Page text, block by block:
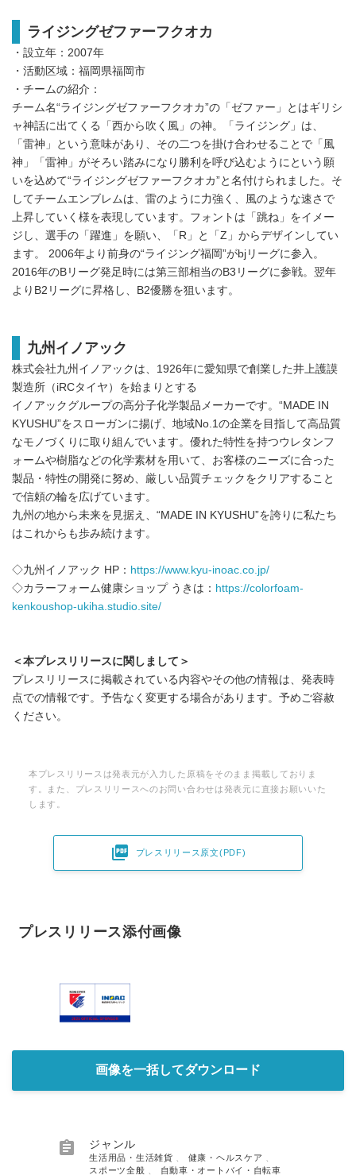
ライジングゼファーフクオカ
・設立年：2007年
・活動区域：福岡県福岡市
・チームの紹介：
チーム名“ライジングゼファーフクオカ”の「ゼファー」とはギリシ
ャ神話に出てくる「西から吹く風」の神。「ライジング」は、
「雷神」という意味があり、その二つを掛け合わせることで「風
神」「雷神」がそろい踏みになり勝利を呼び込むようにという願
いを込めて“ライジングゼファーフクオカ”と名付けられました。そ
してチームエンブレムは、雷のように力強く、風のような速さで
上昇していく様を表現しています。フォントは「跳ね」をイメー
ジし、選手の「躍進」を願い、「R」と「Z」からデザインしてい
ます。 2006年より前身の“ライジング福岡”がbjリーグに参入。
2016年のBリーグ発足時には第三部相当のB3リーグに参戦。翌年
よりB2リーグに昇格し、B2優勝を狙います。
九州イノアック
株式会社九州イノアックは、1926年に愛知県で創業した井上護謨
製造所（iRCタイヤ）を始まりとする
イノアックグループの高分子化学製品メーカーです。“MADE IN
KYUSHU”をスローガンに揚げ、地域No.1の企業を目指して高品質
なモノづくりに取り組んでいます。優れた特性を持つウレタンフ
ォームや樹脂などの化学素材を用いて、お客様のニーズに合った
製品・特性の開発に努め、厳しい品質チェックをクリアすること
で信頼の輪を広げています。
九州の地から未来を見据え、“MADE IN KYUSHU”を誇りに私たち
はこれからも歩み続けます。
◇九州イノアック HP： https://www.kyu-inoac.co.jp/
◇カラーフォーム健康ショップ うきは： https://colorfoam-
kenkoushop-ukiha.studio.site/
＜本プレスリリースに関しまして＞
プレスリリースに掲載されている内容やその他の情報は、発表時
点での情報です。予告なく変更する場合があります。予めご容赦
ください。
本プレスリリースは発表元が入力した原稿をそのまま掲載しておりま
す。また、プレスリリースへのお問い合わせは発表元に直接お願いいた
します。
 プレスリリース原文(PDF)
プレスリリース添付画像
画像を一括してダウンロード
 ジャンル
生活用品・生活雑貨 健康・ヘルスケア
スポーツ全般
自動車・オートバイ・自転車